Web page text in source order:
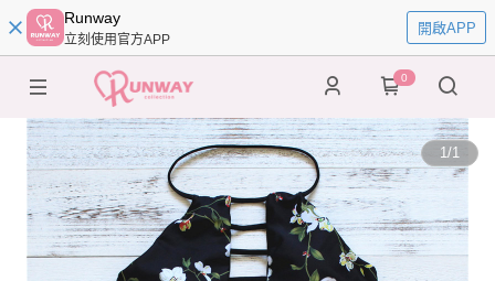
Runway
立刻使用官方APP
開啟APP
0
1/1